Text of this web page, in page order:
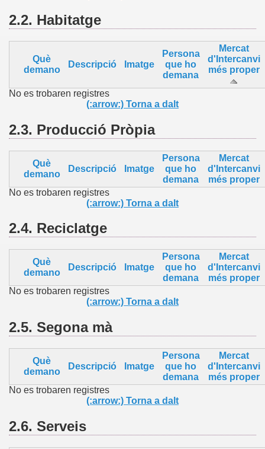
2.2. Habitatge
Què
demano
Descripció Imatge
Persona
que ho
demana
Mercat
d'Intercanvi
més proper
No es trobaren registres
(:arrow:) Torna a dalt
2.3. Producció Pròpia
Què
demano
Descripció Imatge
Persona
que ho
demana
Mercat
d'Intercanvi
més proper
No es trobaren registres
(:arrow:) Torna a dalt
2.4. Reciclatge
Què
demano
Descripció Imatge
Persona
que ho
demana
Mercat
d'Intercanvi
més proper
No es trobaren registres
(:arrow:) Torna a dalt
2.5. Segona mà
Què
demano
Descripció Imatge
Persona
que ho
demana
Mercat
d'Intercanvi
més proper
No es trobaren registres
(:arrow:) Torna a dalt
2.6. Serveis